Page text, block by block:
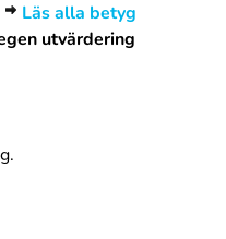
Läs alla betyg
utvärdering